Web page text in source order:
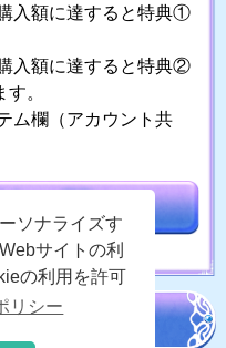
ソナライズす
サイトの利
の利用を許可
リシー
入額に達すると特典①
入額に達すると特典②
。
ム欄（アカウント共